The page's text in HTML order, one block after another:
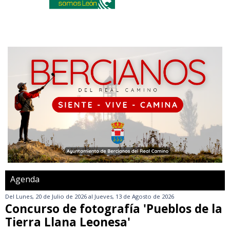
Agenda
Del Lunes, 20 de Julio de 2026 al Jueves, 13 de Agosto de 2026
Concurso de fotografía 'Pueblos de la
Tierra Llana Leonesa'